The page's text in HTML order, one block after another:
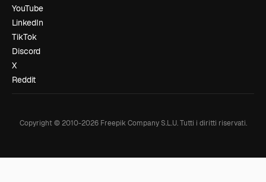
YouTube
LinkedIn
TikTok
Discord
X
Reddit
Copyright © 2010-2026Freepik Company S.L.U. Tutti i diritti riservati.